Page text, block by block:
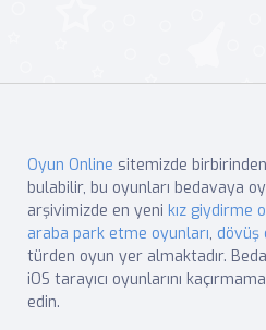
Oyun Online sitemizde
bulabilir, bu oyunları bedavaya
arşivimizde en yeni kız giydirme
araba park etme oyunları, dövüş
türden oyun yer almaktadır.
iOS tarayıcı oyunlarını
edin.